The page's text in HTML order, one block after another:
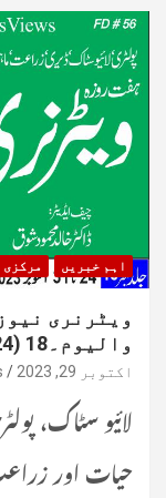
اہم خبریں مرکزی
والیوم۔18 (24-31 اکتوبر-2023)
اکتوبر 29, 2023
لائیو سٹاک،
حیات اور